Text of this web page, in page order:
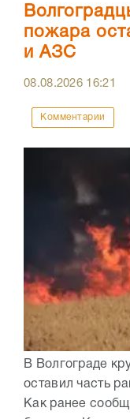
пожара
и АЗС
08.08.2026 16:21
Комментарии
В Волгограде
оставил часть
Как ранее